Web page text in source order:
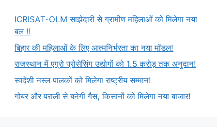
ICRISAT-OLM साझेदारी से ग्रामीण महिलाओं को मिलेगा नया
बल !!
बिहार की महिलाओं के लिए आत्मनिर्भरता का नया मॉडल!
राजस्थान में एग्रो प्रोसेसिंग उद्योगों को 1.5 करोड़ तक अनुदान!
स्वदेशी नस्ल पालकों को मिलेगा राष्ट्रीय सम्मान!
गोबर और पराली से बनेगी गैस, किसानों को मिलेगा नया बाजार!